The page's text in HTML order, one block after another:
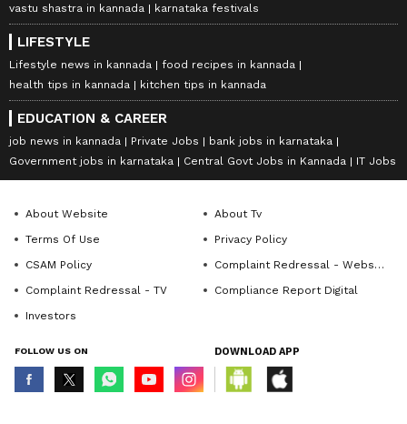
vastu shastra in kannada
karnataka festivals
LIFESTYLE
Lifestyle news in kannada
food recipes in kannada
health tips in kannada
kitchen tips in kannada
EDUCATION & CAREER
job news in kannada Private Jobs
bank jobs in karnataka
Government jobs in karnataka
Central Govt Jobs in Kannada IT Jobs
About Website
About Tv
Terms Of Use
Privacy Policy
CSAM Policy
Complaint Redressal - Website
Complaint Redressal - TV
Compliance Report Digital
Investors
FOLLOW US ON DOWNLOAD APP